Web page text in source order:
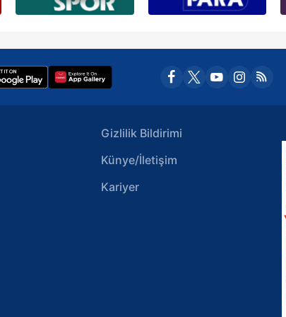
Gizlilik Bildirimi
Künye/İletişim
Kariyer